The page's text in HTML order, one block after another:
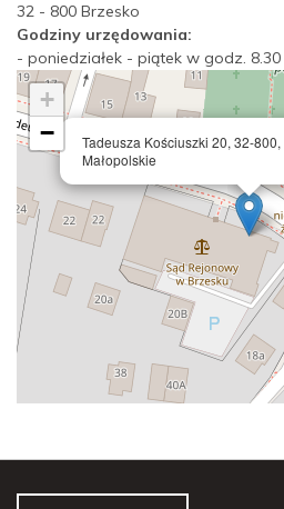
32 - 800 Brzesko
Godziny urzędowania:
- poniedziałek - piątek w godz. 8.30
Tadeusza Kościuszki 20, 32-
Małopolskie
+
−